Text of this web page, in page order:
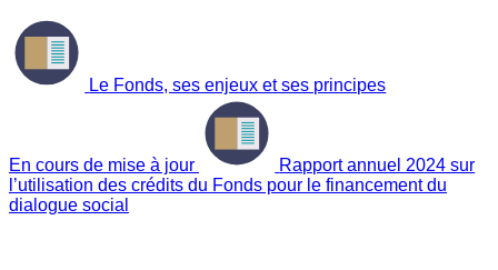
Le Fonds, ses enjeux et ses principes
En cours de mise à jour
Rapport annuel 2024 sur
l’utilisation des crédits du Fonds pour le financement du
dialogue social